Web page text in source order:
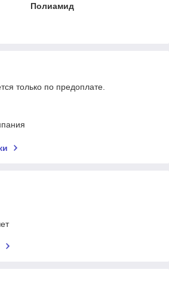
Полиамид
только по предоплате.